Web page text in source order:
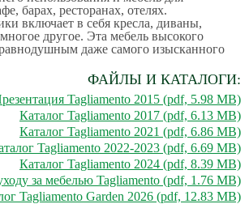
барах, ресторанах, отелях.
включает в себя кресла, диваны,
другое. Эта мебель высокого
даже самого изысканного
ФАЙЛЫ И КАТАЛОГИ:
Tagliamento 2015 (pdf, 5.98 MB)
Каталог Tagliamento 2017 (pdf, 6.13 MB)
Каталог Tagliamento 2021 (pdf, 6.86 MB)
Tagliamento 2022-2023 (pdf, 6.69 MB)
Каталог Tagliamento 2024 (pdf, 8.39 MB)
за мебелью Tagliamento (pdf, 1.76 MB)
Tagliamento Garden 2026 (pdf, 12.83 MB)